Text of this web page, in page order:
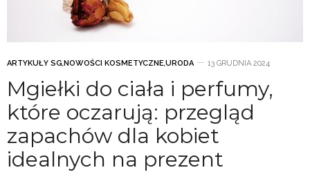
ARTYKUŁY SG,NOWOŚCI KOSMETYCZNE,URODA 13 GRUDNIA 2024
Mgiełki do ciała i perfumy,
które oczarują: przegląd
zapachów dla kobiet
idealnych na prezent